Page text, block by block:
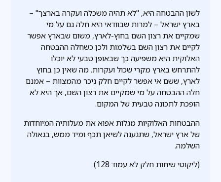
לשון ההבטחה היא, "לא תהיה משכלה ועקרה בארצך" –
בארץ ישראל – למרות שבוודאי היא חלה גם על מי
שמקיים את רצון השם בחוץ-לארץ, משום שבארץ אפשר
לקיים את רצון השם בשלמות ולכן כשחלה ההבטחה
האלוקית היא משפיעה כך שבאופן טבעי לא יוכלו
להתרחש בארץ מקרי שכול ועקרות. מה שאין כן בחוץ
לארץ, ששם אי אפשר לקיים חלק ניכר מהמצוות – אמנם
חלה ההבטחה על מי שמקיים את רצון השם, אך היא לא
הופכת לתכונה טבעית של המקום.
ההבטחות האלוקיות מגלות אפוא את מעלותיה המיוחדות
של ארץ ישראל, שתגענה לשיאן תכף ומיד ממש, בגאולה
השלמה.
(ליקוטי שיחות חלק לא עמוד 128)